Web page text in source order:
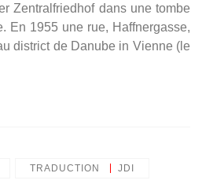
Zentralfriedhof dans une tombe
En 1955 une rue, Haffnergasse,
district de Danube in Vienne (le
TRADUCTION JDI